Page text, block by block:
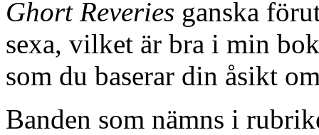
Ghort Reveries ganska
sexa, vilket är bra i min
som du baserar din åsikt
Banden som nämns i